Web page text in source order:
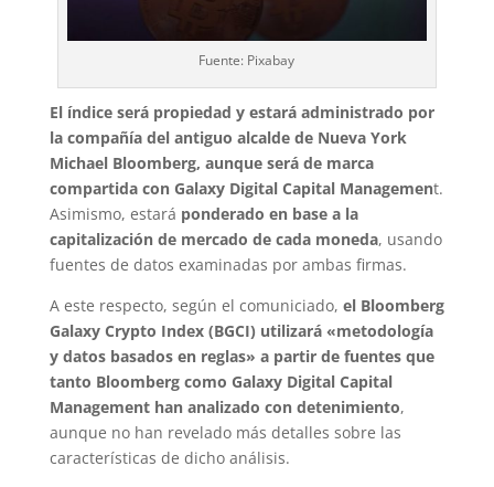
Fuente: Pixabay
El índice será propiedad y estará administrado por
la compañía del antiguo alcalde de Nueva York
Michael Bloomberg, aunque será de marca
compartida con Galaxy Digital Capital Management.
Asimismo, estará ponderado en base a la
capitalización de mercado de cada moneda, usando
fuentes de datos examinadas por ambas firmas.
A este respecto, según el comuniciado, el Bloomberg
Galaxy Crypto Index (BGCI) utilizará «metodología
y datos basados en reglas» a partir de fuentes que
tanto Bloomberg como Galaxy Digital Capital
Management han analizado con detenimiento,
aunque no han revelado más detalles sobre las
características de dicho análisis.